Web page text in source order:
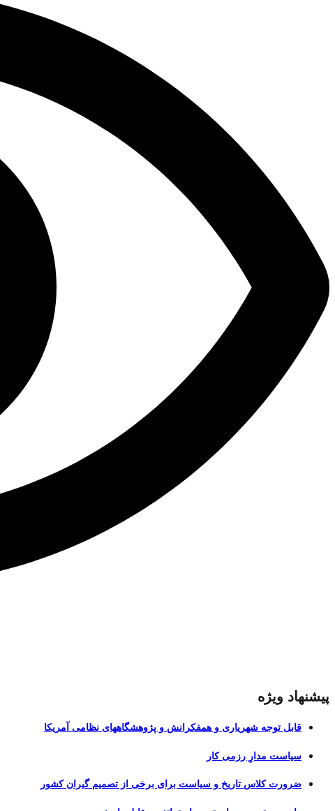
پیشنهاد ویژه
قابل توجه شهریاری و همفکرانش و پژوهشگاههای نظامی آمریکا
سیاست مدارِ رزمی کار
ضرورت کلاس تاریخ و سیاست برای برخی از تصمیم گیران کشور